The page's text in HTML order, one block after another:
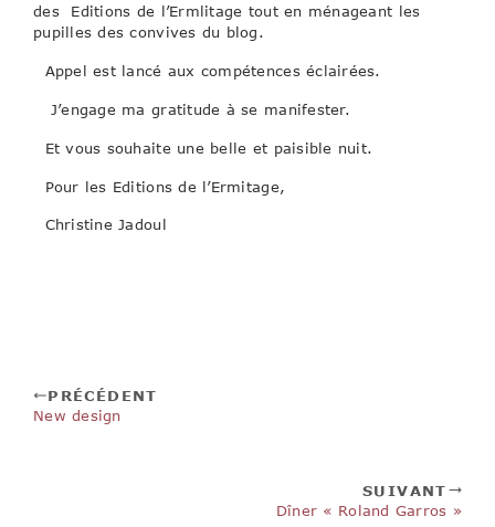
des Editions de l’Ermlitage tout en ménageant les
pupilles des convives du blog.
Appel est lancé aux compétences éclairées.
J’engage ma gratitude à se manifester.
Et vous souhaite une belle et paisible nuit.
Pour les Editions de l’Ermitage,
Christine Jadoul
PRÉCÉDENT
New design
SUIVANT
Dîner « Roland Garros »